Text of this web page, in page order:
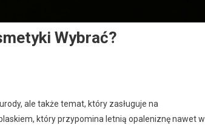
Wybrać?
ale także temat, który zasługuje na
który przypomina letnią opaleniznę nawet w